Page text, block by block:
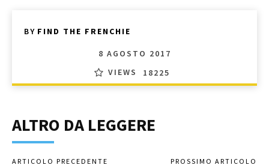
BY FIND THE FRENCHIE
8 AGOSTO 2017
VIEWS
18225
ALTRO DA LEGGERE
ARTICOLO PRECEDENTE PROSSIMO ARTICOLO